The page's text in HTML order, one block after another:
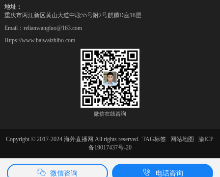
微信咨询 电话咨询
地址：
重庆市两江新区黄山大道中段55号附2号麒麟D座18层
Email：relianwangluo@163.com
Https://www.haiwaizhibo.com
微信在线咨询
Copyright © 2017-2024 海外直播网 All rights reserved.TAG标签 网站地图
渝ICP
备19017437号-20